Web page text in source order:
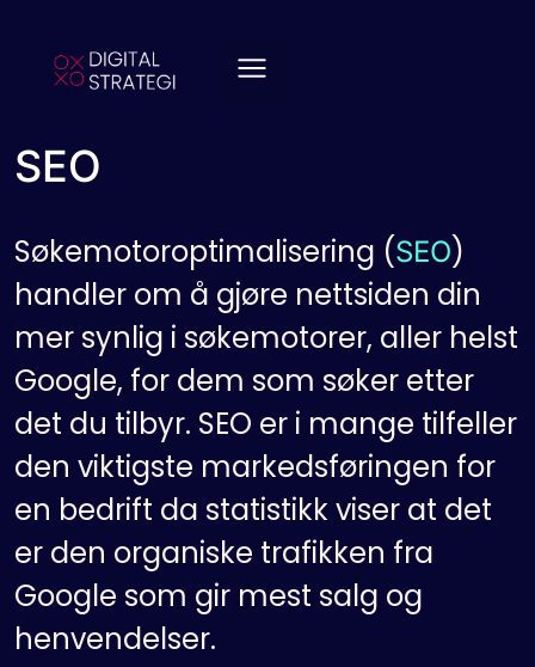
SEO
Søkemotoroptimalisering (SEO)
handler om å gjøre nettsiden din
mer synlig i søkemotorer, aller helst
Google, for dem som søker etter
det du tilbyr. SEO er i mange tilfeller
den viktigste markedsføringen for
en bedrift da statistikk viser at det
er den organiske trafikken fra
Google som gir mest salg og
henvendelser.